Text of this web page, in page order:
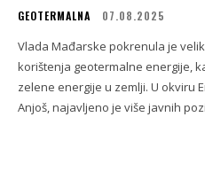
GEOTERMALNA 07.08.2025
Vlada Mađarske pokrenula je
korištenja geotermalne energije,
zelene energije u zemlji. U okviru
Anjoš, najavljeno je više javnih